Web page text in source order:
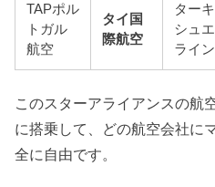
TAPポル
トガル
航空
タイ国
際航空
ター
シュ
ライ
このスターアライアンスの航
に搭乗して、どの航空会社に
全に自由です。